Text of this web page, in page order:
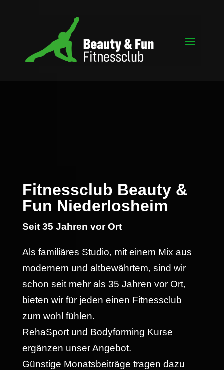
Fitnessclub Beauty &
Fun Niederlosheim
Seit 35 Jahren vor Ort
Als familiäres Studio, mit einem Mix aus
modernem und altbewährtem, sind wir
schon seit mehr als 35 Jahren vor Ort,
bieten wir für jeden einen Fitnessclub
zum wohl fühlen.
RehaSport und Bodyforming Kurse
ergänzen unser Angebot.
Günstige Monatsbeiträge tragen dazu